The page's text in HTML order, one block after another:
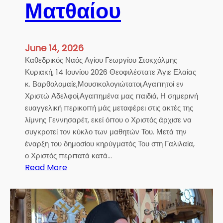
κ
ο
ο
υ
Β
ε
ν
ι
ζ
έ
λ
ο
υ
τ
η
ν
Ματθαίου
June 14, 2026
Καθεδρικός Ναός Αγίου Γεωργίου Στοκχόλμης
Κυριακή, 14 Ιουνίου 2026 Θεοφιλέστατε Άγιε Ελαίας
κ. Βαρθολομαίε,Μουσικολογιώτατοι,Αγαπητοί εν
Χριστώ Αδελφοί,Αγαπημένα μας παιδιά, Η σημερινή
ευαγγελική περικοπή μάς μεταφέρει στις ακτές της
λίμνης Γεννησαρέτ, εκεί όπου ο Χριστός άρχισε να
συγκροτεί τον κύκλο των μαθητών Του. Μετά την
έναρξη του δημοσίου κηρύγματός Του στη Γαλιλαία,
ο Χριστός περπατά κατά…
Read More:
ε
β
.